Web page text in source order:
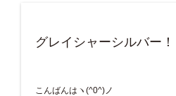
グレイシャーシルバー！
こんばんはヽ(^0^)ノ